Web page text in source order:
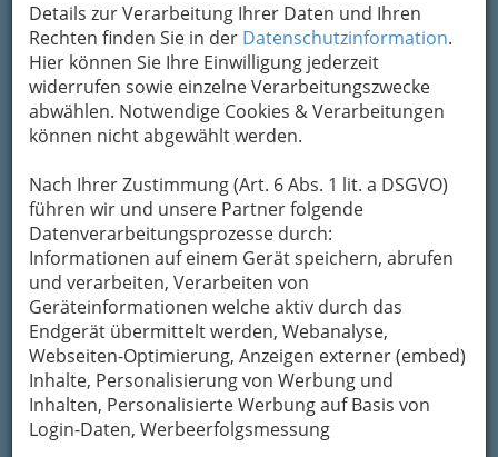
Details zur Verarbeitung Ihrer Daten und Ihren
Rechten finden Sie in der Datenschutzinformation.
Hier können Sie Ihre Einwilligung jederzeit
widerrufen sowie einzelne Verarbeitungszwecke
abwählen. Notwendige Cookies & Verarbeitungen
können nicht abgewählt werden.
Nach Ihrer Zustimmung (Art. 6 Abs. 1 lit. a DSGVO)
führen wir und unsere Partner folgende
Datenverarbeitungsprozesse durch:
Informationen auf einem Gerät speichern, abrufen
und verarbeiten, Verarbeiten von
Geräteinformationen welche aktiv durch das
Endgerät übermittelt werden, Webanalyse,
Webseiten-Optimierung, Anzeigen externer (embed)
Inhalte, Personalisierung von Werbung und
Inhalten, Personalisierte Werbung auf Basis von
Login-Daten, Werbeerfolgsmessung
E-Mail
Karte & Routenplaner
Eintrag ändern
Kategorien
Andasbiken - Andreas Ertl
Dietrichsteinplatz 10, 8010 Graz
+43 316 823 032
+43 316 823 080
E-Mail
Karte & Routenplaner
Eintrag ändern
Kategorien
Grazian City Cruiser